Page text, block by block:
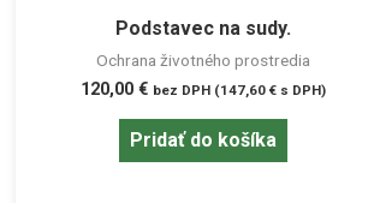
Podstavec na sudy.
Ochrana životného prostredia
120,00 € bez DPH (147,60 €s DPH)
Pridať do košíka